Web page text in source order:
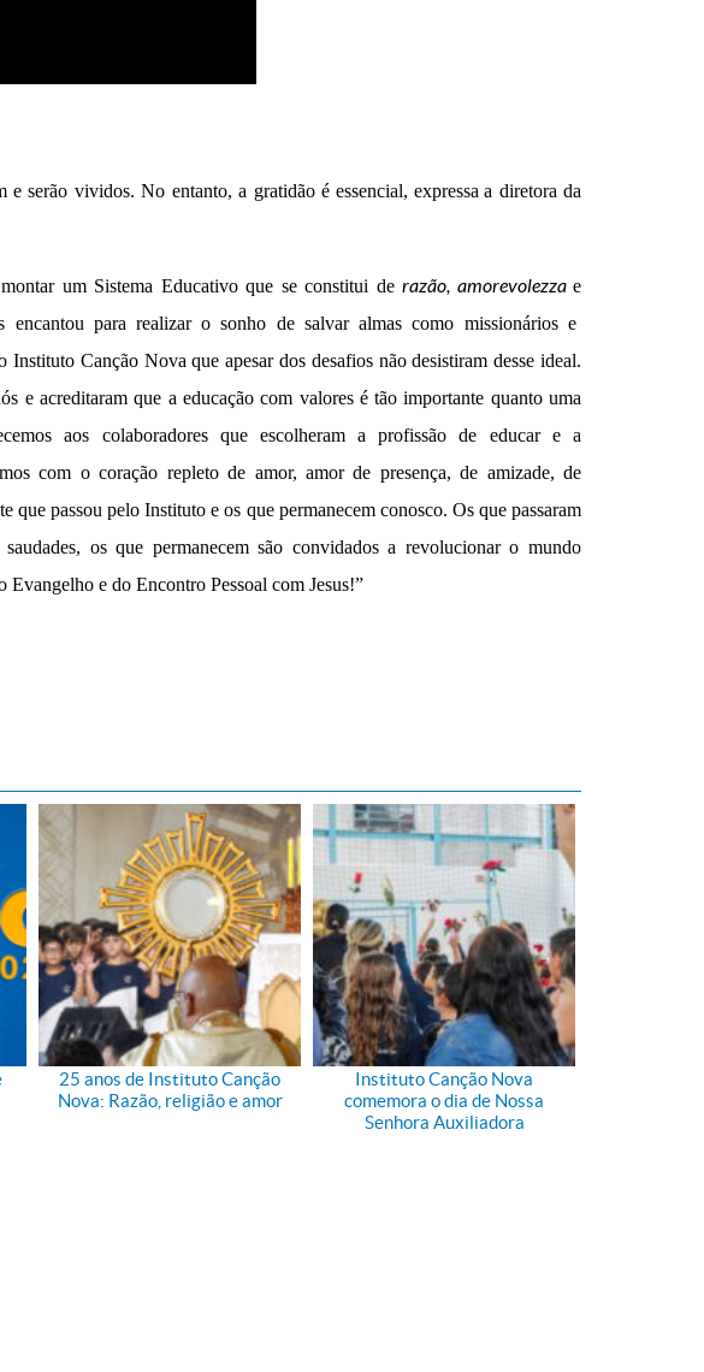
e serão vividos. No entanto, a gratidão é essencial, expressa a diretora da
um Sistema Educativo que se constitui de razão, amorevolezza e
encantou para realizar o sonho de salvar almas como missionários e
Instituto Canção Nova que apesar dos desafios não desistiram desse ideal.
e acreditaram que a educação com valores é tão importante quanto uma
aos colaboradores que escolheram a profissão de educar e a
com o coração repleto de amor, amor de presença, de amizade, de
que passou pelo Instituto e os que permanecem conosco. Os que passaram
os que permanecem são convidados a revolucionar o mundo
e do Encontro Pessoal com Jesus!”
25 anos de Instituto Canção
Nova: Razão, religião e amor
Instituto Canção Nova
comemora o dia de Nossa
Senhora Auxiliadora